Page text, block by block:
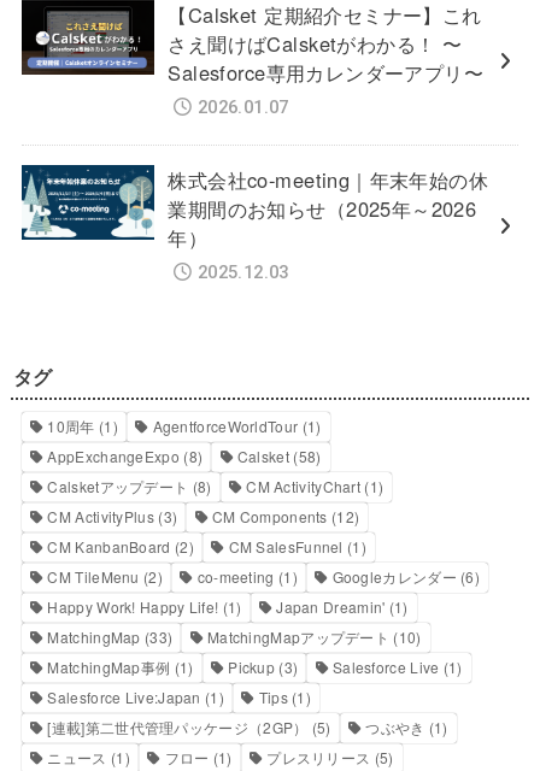
【Calsket 定期紹介セミナー】これ
さえ聞けばCalsketがわかる！ 〜
Salesforce専用カレンダーアプリ〜
2026.01.07
株式会社co-meeting｜年末年始の休
業期間のお知らせ（2025年～2026
年）
2025.12.03
タグ
10周年 (1) AgentforceWorldTour (1)
AppExchangeExpo (8) Calsket(58)
Calsketアップデート (8) CM ActivityChart (1)
CM ActivityPlus(3) CM Components (12)
CM KanbanBoard (2) CM SalesFunnel (1)
CM TileMenu (2) co-meeting (1) Googleカレンダー (6)
Happy Work! Happy Life! (1) Japan Dreamin' (1)
MatchingMap (33) MatchingMapアップデート (10)
MatchingMap事例 (1) Pickup (3) Salesforce Live (1)
Salesforce Live:Japan (1) Tips(1)
[連載]第二世代管理パッケージ（2GP）
(5) つぶやき (1)
ニュース (1) フロー (1) プレスリリース (5)